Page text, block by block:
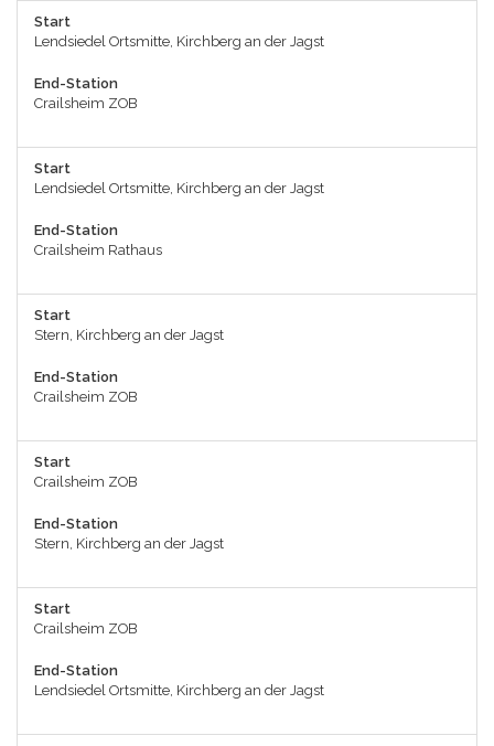
Start
Lendsiedel Ortsmitte, Kirchberg an der Jagst
End-Station
Crailsheim ZOB
Start
Lendsiedel Ortsmitte, Kirchberg an der Jagst
End-Station
Crailsheim Rathaus
Start
Stern, Kirchberg an der Jagst
End-Station
Crailsheim ZOB
Start
Crailsheim ZOB
End-Station
Stern, Kirchberg an der Jagst
Start
Crailsheim ZOB
End-Station
Lendsiedel Ortsmitte, Kirchberg an der Jagst